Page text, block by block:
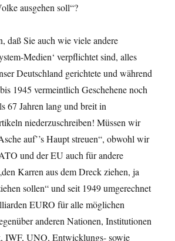
ausgehen soll“?
daß Sie auch wie viele andere
Medien‘ verpflichtet sind, alles
Deutschland gerichtete und während
1945 vermeintlich Geschehene noch
67 Jahren lang und breit in
niederzuschreiben! Müssen wir
auf’’s Haupt streuen“, obwohl wir
und der EU auch für andere
Karren aus dem Dreck ziehen, ja
sollen“ und seit 1949 umgerechnet
EURO für alle möglichen
anderen Nationen, Institutionen
IWF, UNO, Entwicklungs- sowie